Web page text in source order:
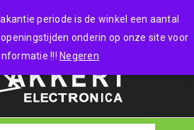
periode is de winkel een aantal
openingstijden onderin op onze site voor
!!! Negeren
0 items - €0,00